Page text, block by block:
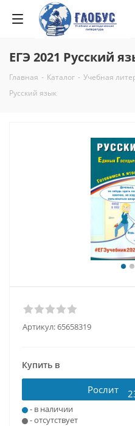
ЕГЭ 2021 Русский
Главная - Каталог - Учебная
Русский язык
Артикул:65658319
Купить в
Рослит
- в наличии
- отсутствует